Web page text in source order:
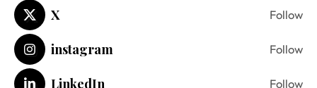
X Follow
instagram Follow
LinkedIn Follow